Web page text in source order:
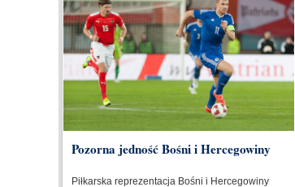
Pozorna jedność Bośni i Hercegowiny
Piłkarska reprezentacja Bośni i Hercegowiny